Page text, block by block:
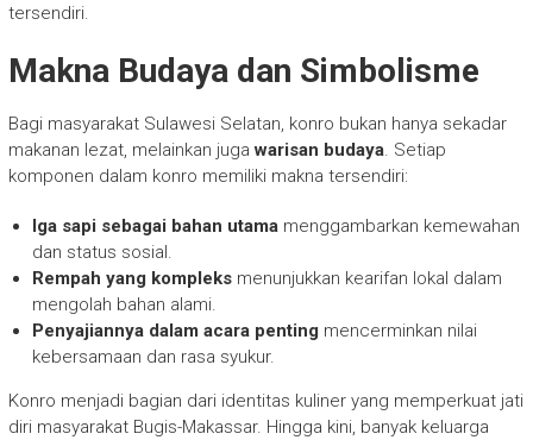
tersendiri.
Makna Budaya dan Simbolisme
Bagi masyarakat Sulawesi Selatan, konro bukan hanya sekadar
makanan lezat, melainkan jugawarisan budaya. Setiap
komponen dalam konro memiliki makna tersendiri:
Iga sapi sebagai bahan utamamenggambarkan kemewahan
dan status sosial.
Rempah yang kompleksmenunjukkan kearifan lokal dalam
mengolah bahan alami.
Penyajiannya dalam acara penting mencerminkan nilai
kebersamaan dan rasa syukur.
Konro menjadi bagian dari identitas kuliner yang memperkuat jati
diri masyarakat Bugis-Makassar. Hingga kini, banyak keluarga